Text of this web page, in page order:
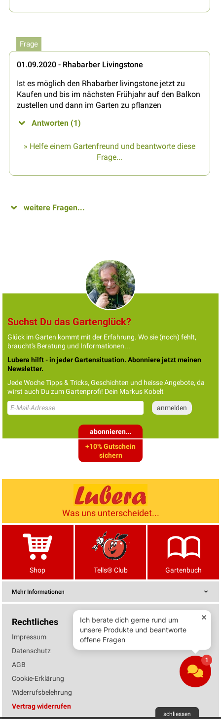
Frage
01.09.2020 - Rhabarber Livingstone
Ist es möglich den Rhabarber livingstone jetzt zu
Kaufen und bis im nächsten Frühjahr auf den Balkon
zustellen und dann im Garten zu pflanzen
Antworten (1)
» Helfe einem Gartenfreund und beantworte diese
Frage...
weitere Fragen...
Suchst Du das Gartenglück?
Glück im Garten kommt mit der Erfahrung. Wo sie (noch) fehlt,
braucht's Beratung und Informationen...
Lubera hilft - in jeder Gartensituation. Abonniere jetzt meinen
Newsletter.
Jede Woche Tipps & Tricks, Geschichten und heisse Angebote, da
wirst auch Du zum Gartenprofi! Dein Markus Kobelt
abonnieren...
+10% Gutschein
sichern
Was uns unterscheidet...
Shop Tells® Club Gartenbuch
Mehr Informationen
Rechtliches
Impressum
Datenschutz
AGB
Cookie-Erklärung
Widerrufsbelehrung
Vertrag widerrufen
schliessen